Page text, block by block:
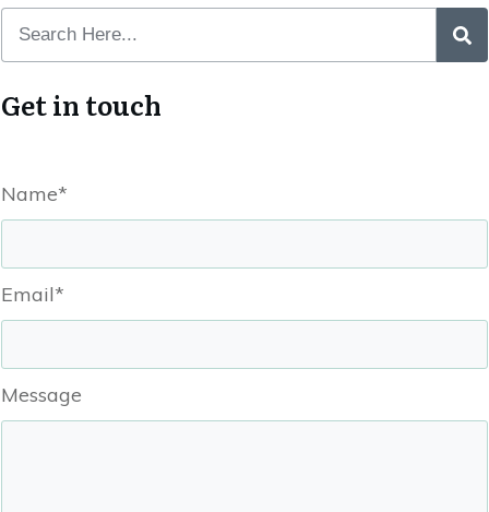
Get in touch
Name*
Email*
Message